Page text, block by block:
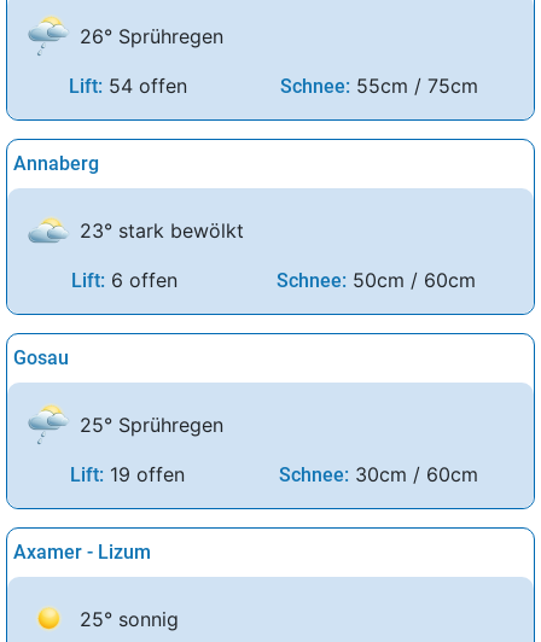
26° Sprühregen
Lift: 54 offen Schnee: 55cm / 75cm
Annaberg
23° stark bewölkt
Lift: 6 offen Schnee: 50cm / 60cm
Gosau
25° Sprühregen
Lift: 19 offen Schnee: 30cm / 60cm
Axamer - Lizum
25° sonnig